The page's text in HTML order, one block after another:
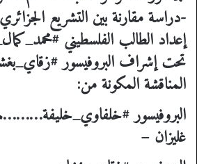
-دراسة مقارنة بين التشريع
إعداد الطالب الفلسطيني
تحت إشراف البروفيسور
المناقشة المكونة من:
البروفيسور#خلفاوي_خليفة……….
غليزان –